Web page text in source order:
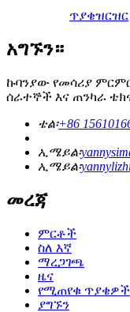
ጥያቄዝርዝር
አግኙን።
ኩባንያው የመሳሪያ
ሰራተኞች እና ጠንካራ
ቴል፡+86
ኢሜይል፡
ኢሜይል፡
መረጃ
ምርቶች
ስለ እኛ
ማረጋገጫ
ዜና
የሚጠየቁ ጥያቄዎች
ያግኙን